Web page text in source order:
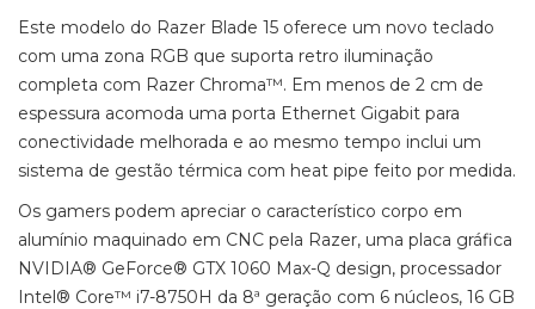
Este modelo do Razer Blade 15 oferece um novo teclado
com uma zona RGB que suporta retro iluminação
completa com Razer Chroma™. Em menos de 2 cm de
espessura acomoda uma porta Ethernet Gigabit para
conectividade melhorada e ao mesmo tempo inclui um
sistema de gestão térmica com heat pipe feito por medida.
Os gamers podem apreciar o característico corpo em
alumínio maquinado em CNC pela Razer, uma placa gráfica
NVIDIA® GeForce® GTX 1060 Max-Q design, processador
Intel® Core™ i7-8750H da 8ª geração com 6 núcleos, 16 GB